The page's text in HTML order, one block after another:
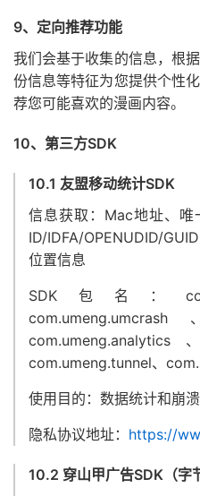
9、定向推荐功能
我们会基于收集的信息，根
份信息等特征为您提供个性
荐您可能喜欢的漫画内容。
10、第三方SDK
10.1 友盟移动统计SDK
信息获取：Mac地址、
ID/IDFA/OPENUDID/
位置信息
SDK包名：
com.umeng.analytics
com.umeng.tunnel、
使用目的：数据统计和崩
隐私协议地址： https://
10.2 穿山甲广告SDK（字